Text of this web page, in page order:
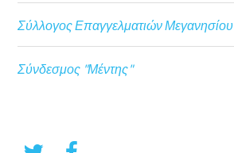
Σύλλογος Επαγγελματιών Μεγανησίου
Σύνδεσμος "Μέντης"